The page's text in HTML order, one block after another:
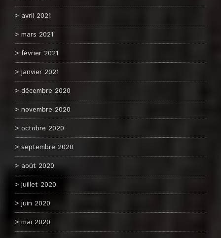
avril 2021
mars 2021
février 2021
janvier 2021
décembre 2020
novembre 2020
octobre 2020
septembre 2020
août 2020
juillet 2020
juin 2020
mai 2020